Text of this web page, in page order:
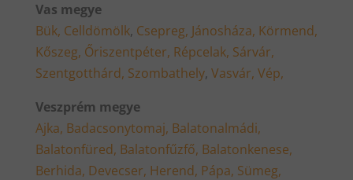
Vas megye
Bük, Celldömölk, Csepreg, Jánosháza, Körmend,
Kőszeg, Őriszentpéter, Répcelak, Sárvár,
Szentgotthárd, Szombathely, Vasvár, Vép,
Veszprém megye
Ajka, Badacsonytomaj, Balatonalmádi,
Balatonfüred, Balatonfűzfő, Balatonkenese,
Berhida, Devecser, Herend, Pápa, Sümeg,